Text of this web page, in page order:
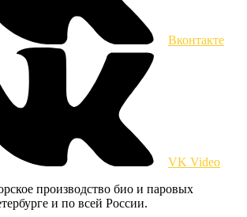
Вконтакте
VK Video
производство био и паровых
и по всей России.